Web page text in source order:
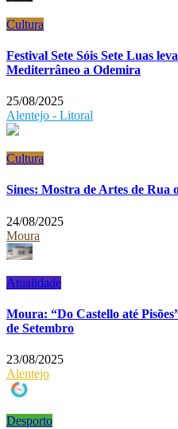
Cultura
Festival Sete Sóis Sete Luas
Mediterrâneo a Odemira
25/08/2025
Alentejo - Litoral
Cultura
Sines: Mostra de Artes de Rua
24/08/2025
Moura
Atualidade
Moura: “Do Castello até
de Setembro
23/08/2025
Alentejo
Desporto